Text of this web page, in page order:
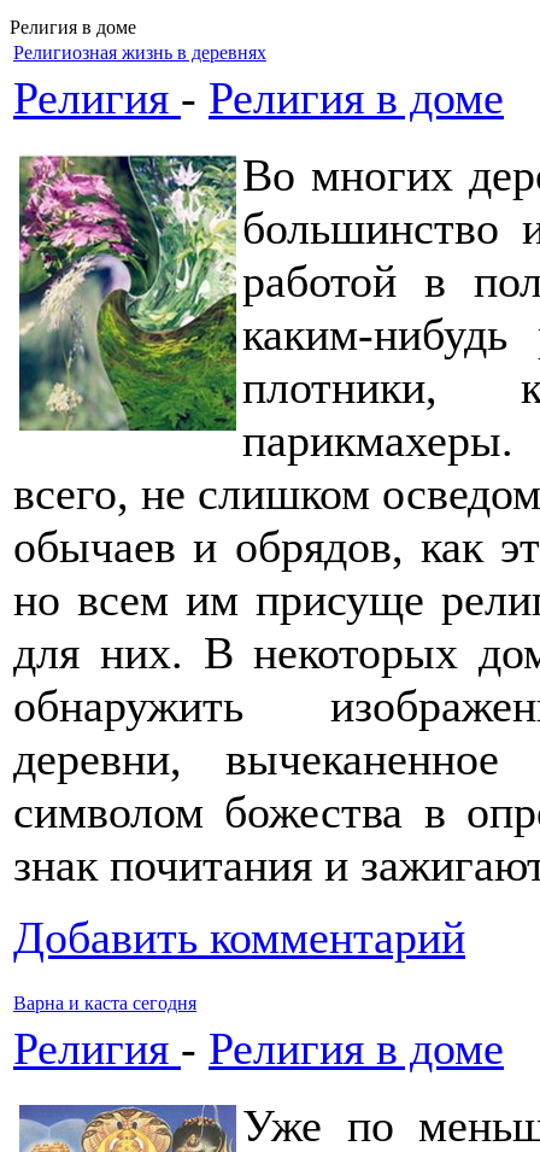
Религия в доме
Религиозная жизнь в деревнях
Религия - Религия в доме
Во многих
большинство
работой в
каким-
плотники,
всего, не слишком
обычаев и обрядов, как
но всем им присуще
для них. В некоторых
обнаружить
деревни,
символом божества в
знак почитания и
Добавить комментарий
Варна и каста сегодня
Религия - Религия в доме
Уже по